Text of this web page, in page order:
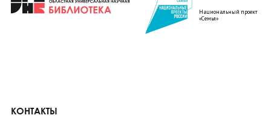
Национальный проект
«Семья»
КОНТАКТЫ